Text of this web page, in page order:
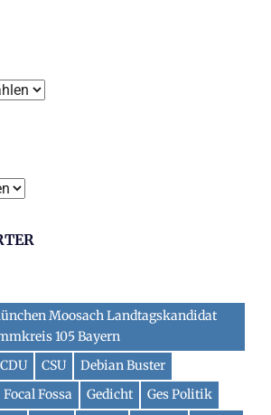
Moosach Landtagskandidat
105 Bayern
CDU CSU
Debian Buster
Focal Fossa Gedicht
Ges Politik